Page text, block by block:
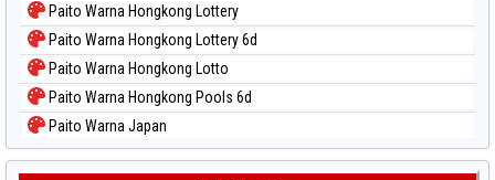
Paito Warna Hongkong Lottery
Paito Warna Hongkong Lottery 6d
Paito Warna Hongkong Lotto
Paito Warna Hongkong Pools 6d
Paito Warna Japan
Paito Warna Japan 6d